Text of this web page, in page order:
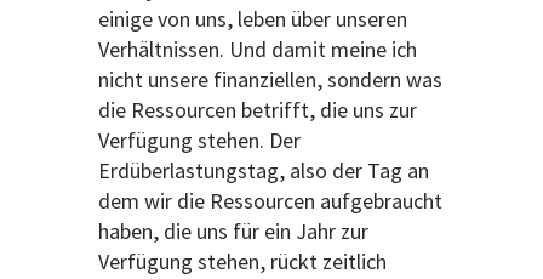
einige von uns, leben über unseren
Verhältnissen. Und damit meine ich
nicht unsere finanziellen, sondern was
die Ressourcen betrifft, die uns zur
Verfügung stehen. Der
Erdüberlastungstag, also der Tag an
dem wir die Ressourcen aufgebraucht
haben, die uns für ein Jahr zur
Verfügung stehen, rückt zeitlich